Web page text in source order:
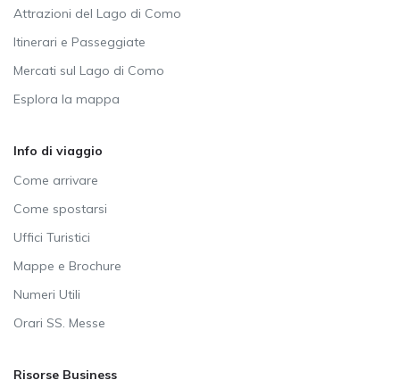
Attrazioni del Lago di Como
Itinerari e Passeggiate
Mercati sul Lago di Como
Esplora la mappa
Info di viaggio
Come arrivare
Come spostarsi
Uffici Turistici
Mappe e Brochure
Numeri Utili
Orari SS. Messe
Risorse Business